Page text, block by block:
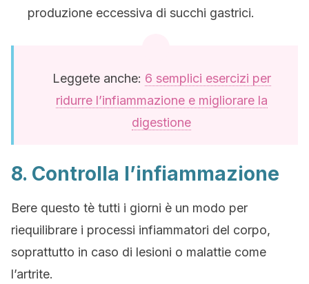
produzione eccessiva di succhi gastrici.
Leggete anche: 6 semplici esercizi per
ridurre l’infiammazione e migliorare la
digestione
8. Controlla l’infiammazione
Bere questo tè tutti i giorni è un modo per
riequilibrare i processi infiammatori del corpo,
soprattutto in caso di lesioni o malattie come
l’artrite.